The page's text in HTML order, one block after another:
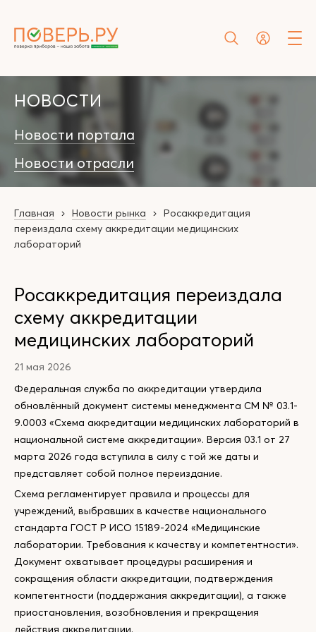
НОВОСТИ
Новости портала
Новости отрасли
Главная Новости рынка
Росаккредитация
переиздала схему аккредитации медицинских
лабораторий
Росаккредитация переиздала
схему аккредитации
медицинских лабораторий
21 мая 2026
Федеральная служба по аккредитации утвердила
обновлённый документ системы менеджмента СМ № 03.1-
9.0003 «Схема аккредитации медицинских лабораторий в
национальной системе аккредитации». Версия 03.1 от 27
марта 2026 года вступила в силу с той же даты и
представляет собой полное переиздание.
Схема регламентирует правила и процессы для
учреждений, выбравших в качестве национального
стандарта ГОСТ Р ИСО 15189-2024 «Медицинские
лаборатории. Требования к качеству и компетентности».
Документ охватывает процедуры расширения и
сокращения области аккредитации, подтверждения
компетентности (поддержания аккредитации), а также
приостановления, возобновления и прекращения
действия аккредитации.